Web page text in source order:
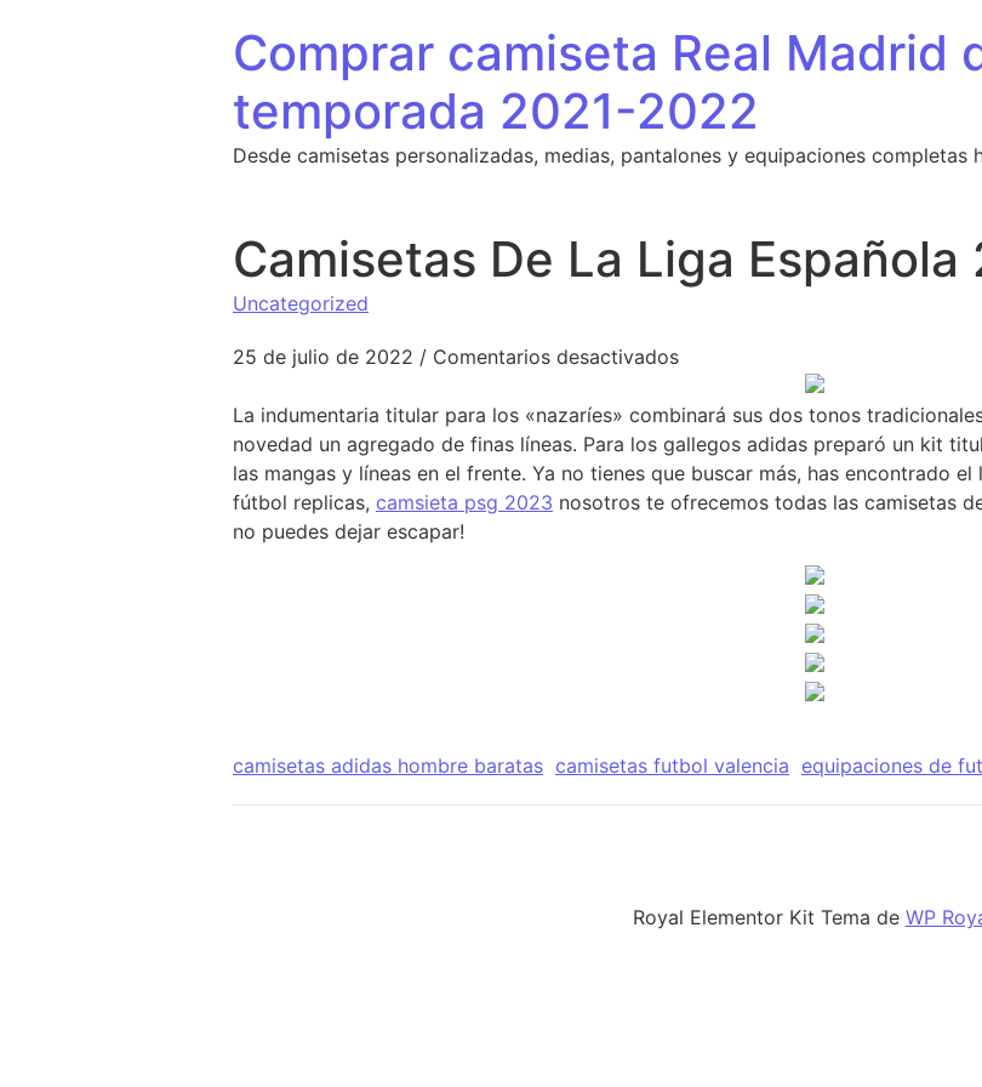
Comprar camiseta Real Madrid
temporada 2021-2022
Desde camisetas personalizadas, medias, pantalones y equipaciones
Camisetas De La Liga
Uncategorized
25 de julio de 2022 / Comentarios desactivadosen Camisetas De La Liga
La indumentaria titular para los «nazaríes» combinará sus dos tonos
novedad un agregado de finas líneas. Para los gallegos adidas preparó un kit
las mangas y líneas en el frente. Ya no tienes que buscar más, has encontrado
fútbol replicas, camsieta psg 2023 nosotros te ofrecemos todas las camisetas
no puedes dejar escapar!
camisetas adidas hombre baratas camisetas futbol valencia equipaciones de
Royal Elementor Kit Tema de WP